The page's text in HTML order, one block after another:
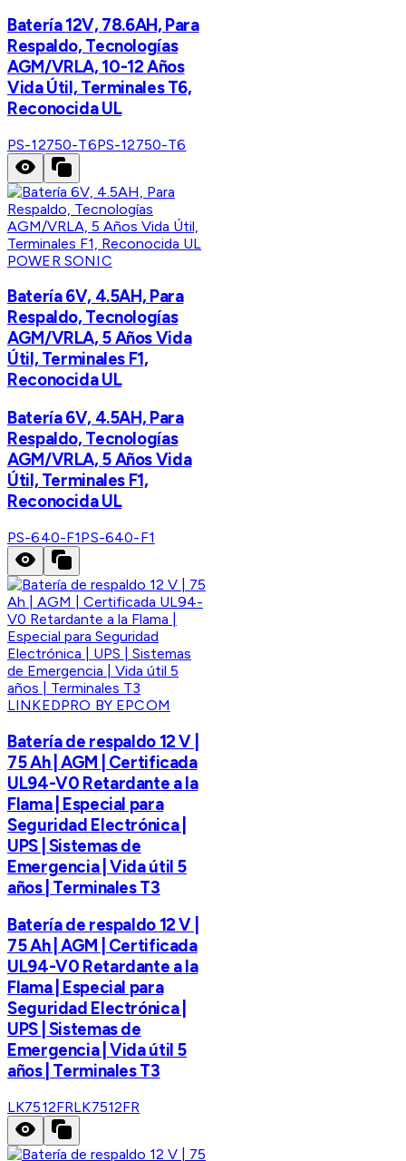
Batería 12V, 78.6AH, Para
Respaldo, Tecnologías
AGM/VRLA, 10-12 Años
Vida Útil, Terminales T6,
Reconocida UL
PS-12750-T6PS-12750-T6
POWER SONIC
Batería 6V, 4.5AH, Para
Respaldo, Tecnologías
AGM/VRLA, 5 Años Vida
Útil, Terminales F1,
Reconocida UL
Batería 6V, 4.5AH, Para
Respaldo, Tecnologías
AGM/VRLA, 5 Años Vida
Útil, Terminales F1,
Reconocida UL
PS-640-F1PS-640-F1
LINKEDPRO BY EPCOM
Batería de respaldo 12 V |
75 Ah | AGM | Certificada
UL94-V0 Retardante a la
Flama | Especial para
Seguridad Electrónica |
UPS | Sistemas de
Emergencia | Vida útil 5
años | Terminales T3
Batería de respaldo 12 V |
75 Ah | AGM | Certificada
UL94-V0 Retardante a la
Flama | Especial para
Seguridad Electrónica |
UPS | Sistemas de
Emergencia | Vida útil 5
años | Terminales T3
LK7512FRLK7512FR